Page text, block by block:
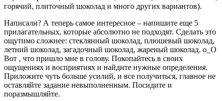
горячий, плиточный шоколад и много других вариантов).
Написали? А теперь самое интересное – напишите еще 5
прилагательных, которые абсолютно не подходят. Сделать это
ощутимо сложнее: стеклянный шоколад, плюшевый шоколад,
летний шоколад, загадочный шоколад, жареный шоколад. o_O
Вот , что пришло мне в голову. Покопайтесь в своих
ощущениях и восприятиях и найдите нужные определения.
Приложите чуть больше усилий, и все получиться, главное не
оставляйте задание невыполненным. Посидите и
поразмышляйте.